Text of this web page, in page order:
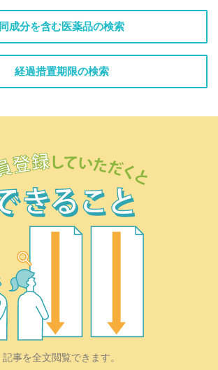
同成分を含む医薬品の検索
経過措置期限の検索
記事を全文閲覧できます。